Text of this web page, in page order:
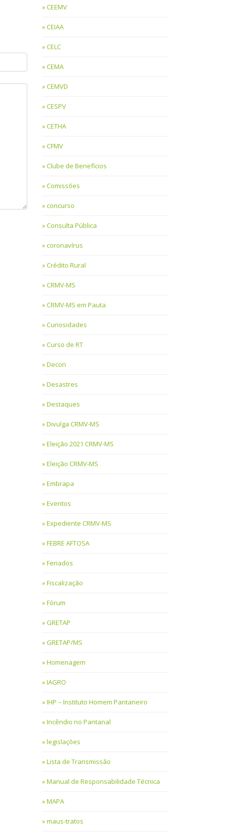
CEEMV
CEIAA
CELC
CEMA
CEMVD
CESPV
CETHA
CFMV
Clube de Benefícios
Comissões
concurso
Consulta Pública
coronavírus
Crédito Rural
CRMV-MS
CRMV-MS em Pauta
Curiosidades
Curso de RT
Decon
Desastres
Destaques
Divulga CRMV-MS
Eleição 2021 CRMV-MS
Eleição CRMV-MS
Embrapa
Eventos
Expediente CRMV-MS
FEBRE AFTOSA
Feriados
Fiscalização
Fórum
GRETAP
GRETAP/MS
Homenagem
IAGRO
IHP – Instituto Homem Pantaneiro
Incêndio no Pantanal
legislações
Lista de Transmissão
Manual de Responsabilidade Técnica
MAPA
maus-tratos